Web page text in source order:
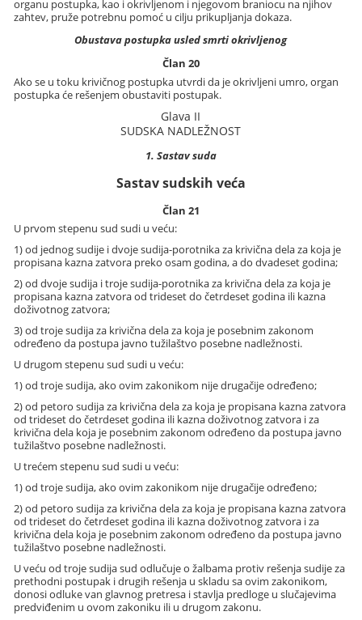
organu postupka, kao i okrivljenom i njegovom braniocu na njihov
zahtev, pruže potrebnu pomoć u cilju prikupljanja dokaza.
Obustava postupka usled smrti okrivljenog
Član 20
Ako se u toku krivičnog postupka utvrdi da je okrivljeni umro, organ
postupka će rešenjem obustaviti postupak.
Glava II
SUDSKA NADLEŽNOST
1. Sastav suda
Sastav sudskih veća
Član 21
U prvom stepenu sud sudi u veću:
1) od jednog sudije i dvoje sudija-porotnika za krivična dela za koja je
propisana kazna zatvora preko osam godina, a do dvadeset godina;
2) od dvoje sudija i troje sudija-porotnika za krivična dela za koja je
propisana kazna zatvora od trideset do četrdeset godina ili kazna
doživotnog zatvora;
3) od troje sudija za krivična dela za koja je posebnim zakonom
određeno da postupa javno tužilaštvo posebne nadležnosti.
U drugom stepenu sud sudi u veću:
1) od troje sudija, ako ovim zakonikom nije drugačije određeno;
2) od petoro sudija za krivična dela za koja je propisana kazna zatvora
od trideset do četrdeset godina ili kazna doživotnog zatvora i za
krivična dela koja je posebnim zakonom određeno da postupa javno
tužilaštvo posebne nadležnosti.
U trećem stepenu sud sudi u veću:
1) od troje sudija, ako ovim zakonikom nije drugačije određeno;
2) od petoro sudija za krivična dela za koja je propisana kazna zatvora
od trideset do četrdeset godina ili kazna doživotnog zatvora i za
krivična dela koja je posebnim zakonom određeno da postupa javno
tužilaštvo posebne nadležnosti.
U veću od troje sudija sud odlučuje o žalbama protiv rešenja sudije za
prethodni postupak i drugih rešenja u skladu sa ovim zakonikom,
donosi odluke van glavnog pretresa i stavlja predloge u slučajevima
predviđenim u ovom zakoniku ili u drugom zakonu.